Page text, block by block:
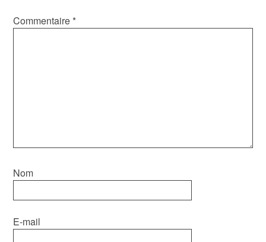
Commentaire *
Nom
E-mail